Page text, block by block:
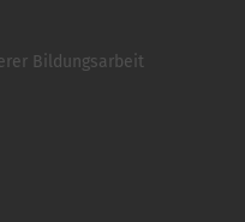
Bildungsarbeit